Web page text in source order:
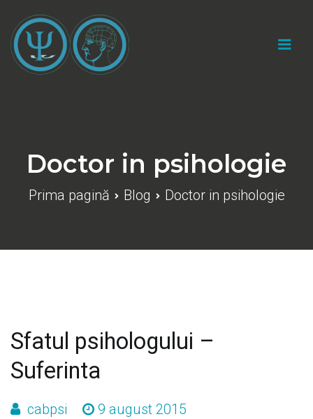
conținut
Doctor in psihologie
Prima pagină Blog Doctor in psihologie
Sfatul psihologului –
Suferinta
cabpsi 9 august 2015